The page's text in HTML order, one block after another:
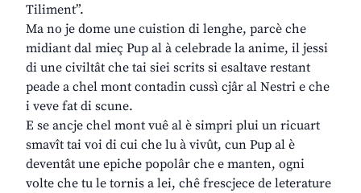
Tiliment”.
Ma no je dome une cuistion di lenghe, parcè che
midiant dal mieç Pup al à celebrade la anime, il jessi
di une civiltât che tai siei scrits si esaltave restant
peade a chel mont contadin cussì cjâr al Nestri e che
i veve fat di scune.
E se ancje chel mont vuê al è simpri plui un ricuart
smavît tai voi di cui che lu à vivût, cun Pup al è
deventât une epiche popolâr che e manten, ogni
volte che tu le tornis a lei, chê frescjece de leterature